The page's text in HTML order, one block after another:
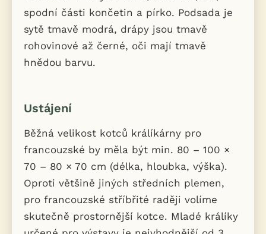
spodní části končetin a pírko. Podsada je
sytě tmavě modrá, drápy jsou tmavě
rohovinové až černé, oči mají tmavě
hnědou barvu.
Ustájení
Běžná velikost kotců králíkárny pro
francouzské by měla být min. 80 – 100 ×
70 – 80 × 70 cm (délka, hloubka, výška).
Oproti většině jiných středních plemen,
pro francouzské stříbřité raději volíme
skutečně prostornější kotce. Mladé králíky